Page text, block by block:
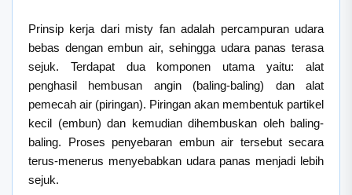
Prinsip kerja dari misty fan adalah percampuran udara
bebas dengan embun air, sehingga udara panas terasa
sejuk. Terdapat dua komponen utama yaitu: alat
penghasil hembusan angin (baling-baling) dan alat
pemecah air (piringan). Piringan akan membentuk partikel
kecil (embun) dan kemudian dihembuskan oleh baling-
baling. Proses penyebaran embun air tersebut secara
terus-menerus menyebabkan udara panas menjadi lebih
sejuk.